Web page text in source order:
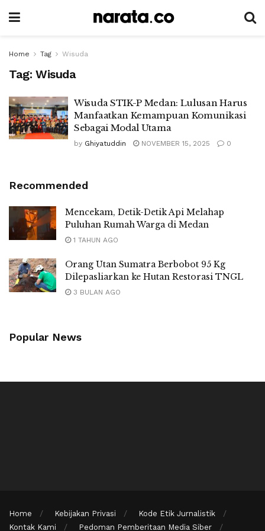
Home Tag Wisuda
Tag: Wisuda
Wisuda STIK-P Medan: Lulusan Harus
Manfaatkan Kemampuan Komunikasi
Sebagai Modal Utama
by Ghiyatuddin NOVEMBER 15, 2025 0
Recommended
Mencekam, Detik-Detik Api Melahap
Puluhan Rumah Warga di Medan
1 TAHUN AGO
Orang Utan Sumatra Berbobot 95 Kg
Dilepasliarkan ke Hutan Restorasi TNGL
3 BULAN AGO
Popular News
Home Kebijakan Privasi
Kode Etik Jurnalistik
Kontak Kami
Pedoman Pemberitaan Media Siber